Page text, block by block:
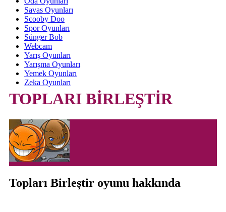
Savas Oyunları
Scooby Doo
Spor Oyunları
Sünger Bob
Webcam
Yarış Oyunları
Yarışma Oyunları
Yemek Oyunları
Zeka Oyunları
TOPLARI BİRLEŞTİR
Topları Birleştir oyunu hakkında